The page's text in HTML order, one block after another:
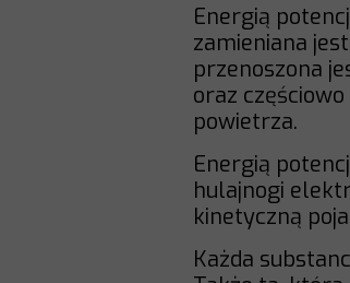
Energią
zamieniana
przenoszona
oraz
powietrza.
Energią
hulajnogi
kinetyczną
Każda